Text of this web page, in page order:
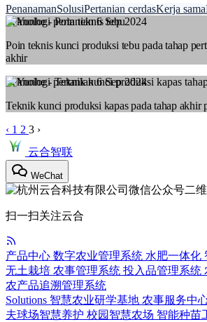
PenanamanSolusiPertanian cerdasKerja sama
Teknologi pertanian 6 Sep 2024
Poin teknis kunci produksi tebu pada tahap
akhir
Teknologi pertanian 6 Sep 2024
Teknik kunci produksi kapas pada tahap akhir
‹ 1 2 3 ›
云合智联
WeChat
扫一扫关注云合
产品中心 数字农业管理系统 水肥一体化
无土栽培 农事管理系统 投入品管理系统
农产品追溯管理系统
Solutions 智慧农业研学基地 农事服务中
夫球场智慧养护 校园智慧农场 智能种苗